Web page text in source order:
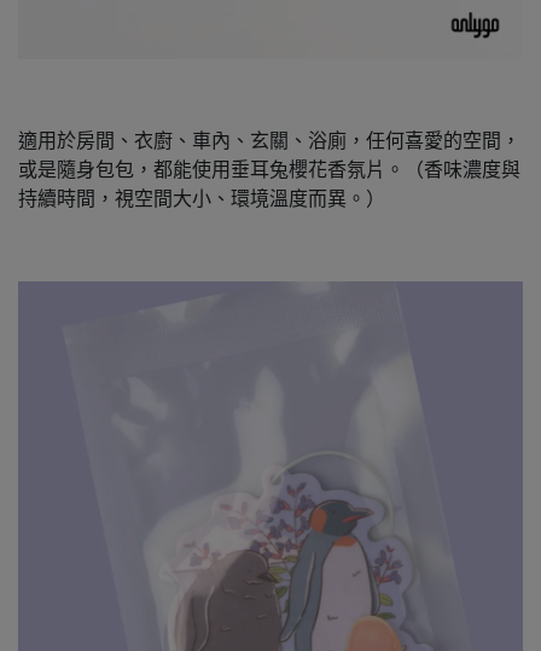
適用於房間、衣廚、車內、玄關、浴廁，任何喜愛的空間，
或是隨身包包，都能使用垂耳兔櫻花香氛片。（香味濃度與
持續時間，視空間大小、環境溫度而異。）